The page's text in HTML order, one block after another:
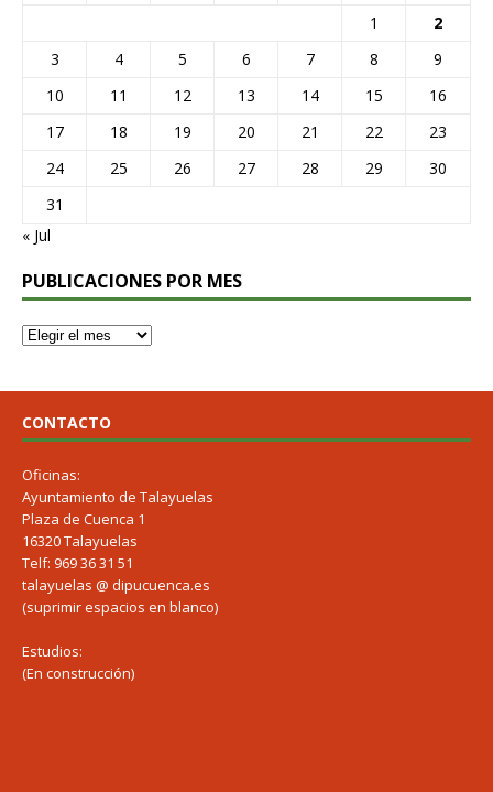
1
2
3
4 5 6 7 8
9
10
11 12 13 14 15
16
17
18 19 20 21 22
23
24
25 26 27 28 29
30
31
« Jul
PUBLICACIONES POR MES
CONTACTO
Oficinas:
Ayuntamiento de Talayuelas
Plaza de Cuenca 1
16320 Talayuelas
Telf: 969 36 31 51
talayuelas @ dipucuenca.es
(suprimir espacios en blanco)
Estudios:
(En construcción)